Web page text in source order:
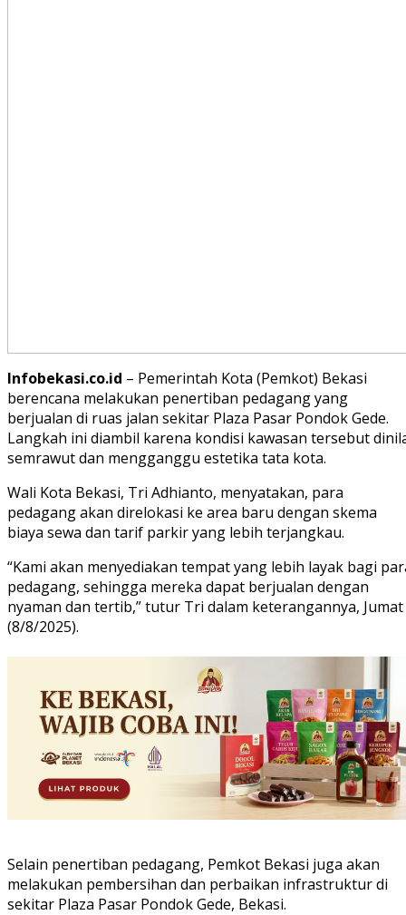
Infobekasi.co.id – Pemerintah Kota (Pemkot) Bekasi
berencana melakukan penertiban pedagang yang
berjualan di ruas jalan sekitar Plaza Pasar Pondok Gede.
Langkah ini diambil karena kondisi kawasan tersebut
semrawut dan mengganggu estetika tata kota.
Wali Kota Bekasi, Tri Adhianto, menyatakan, para
pedagang akan direlokasi ke area baru dengan skema
biaya sewa dan tarif parkir yang lebih terjangkau.
“Kami akan menyediakan tempat yang lebih layak bagi
pedagang, sehingga mereka dapat berjualan dengan
nyaman dan tertib,” tutur Tri dalam keterangannya, Jumat
(8/8/2025).
Selain penertiban pedagang, Pemkot Bekasi juga akan
melakukan pembersihan dan perbaikan infrastruktur di
sekitar Plaza Pasar Pondok Gede, Bekasi.